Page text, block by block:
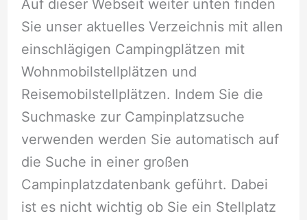
Auf dieser Webseit weiter unten finden
Sie unser aktuelles Verzeichnis mit allen
einschlägigen Campingplätzen mit
Wohnmobilstellplätzen und
Reisemobilstellplätzen. Indem Sie die
Suchmaske zur Campinplatzsuche
verwenden werden Sie automatisch auf
die Suche in einer großen
Campinplatzdatenbank geführt. Dabei
ist es nicht wichtig ob Sie ein Stellplatz